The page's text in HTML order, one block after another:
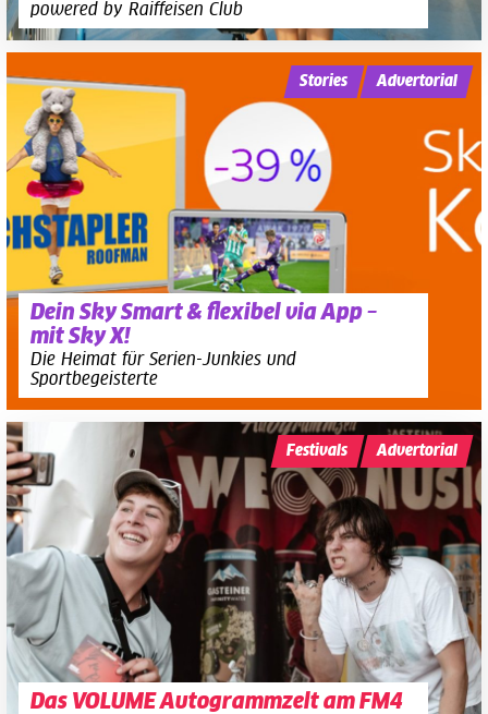
powered by Raiffeisen Club
Dein Sky Smart & flexibel via App –
mit Sky X!
Die Heimat für Serien-Junkies und
Sportbegeisterte
Stories Advertorial
Das VOLUME Autogrammzelt am FM4
Festivals Advertorial